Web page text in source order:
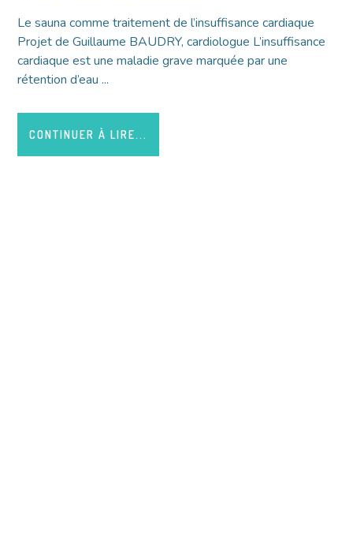
Le sauna comme traitement de l’insuffisance cardiaque
Projet de Guillaume BAUDRY, cardiologue L’insuffisance
cardiaque est une maladie grave marquée par une
rétention d’eau ...
CONTINUER À LIRE...